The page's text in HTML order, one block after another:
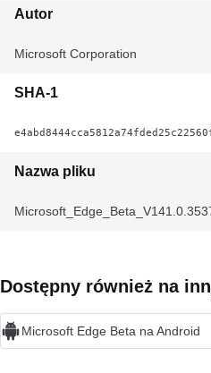
Autor
Microsoft Corporation
SHA-1
Nazwa pliku
Dostępny również na
Microsoft Edge Beta na Android